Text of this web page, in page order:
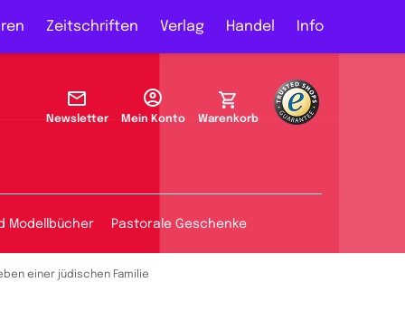
Zeitschriften Verlag Handel Info
Newsletter Mein Konto Warenkorb
Modellbücher Pastorale Geschenke
einer jüdischen Familie